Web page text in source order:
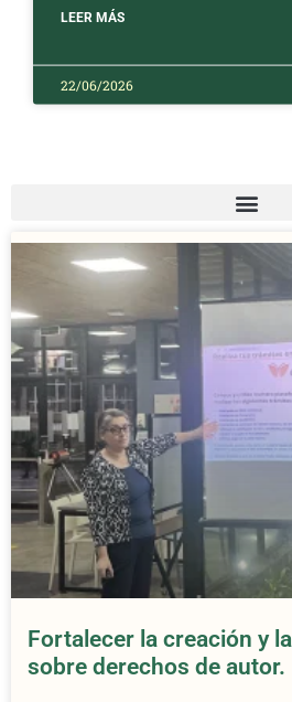
LEER MÁS
22/06/2026
Fortalecer la creación y
sobre derechos de autor.